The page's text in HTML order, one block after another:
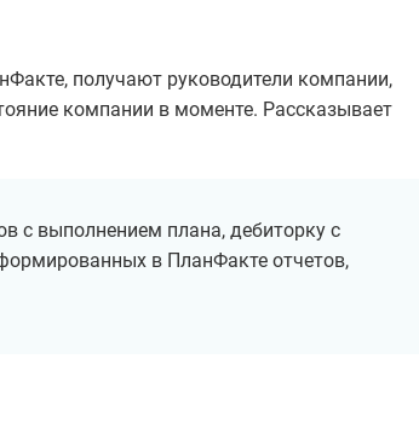
получают руководители компании,
компании в моменте. Рассказывает
с выполнением плана, дебиторку с
в ПланФакте отчетов,
какувеличить
финмодели поможет оцифровать
на какие параметры влиять,
больше. Скачан 12 000+ раз